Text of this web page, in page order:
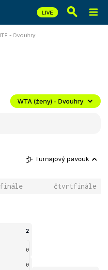
- Dvouhry
WTA (ženy) - Dvouhry
Turnajový pavouk
čtvrtfinále
2
0
0